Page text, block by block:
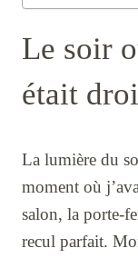
Le soir
était
La lumière du
moment où
salon, la porte-
recul parfait.